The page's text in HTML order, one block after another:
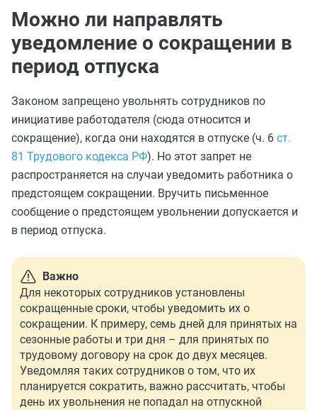
Можно ли направлять
уведомление о сокращении в
период отпуска
Законом запрещено увольнять сотрудников по
инициативе работодателя (сюда относится и
сокращение), когда они находятся в отпуске (ч. 6 ст.
81 Трудового кодекса РФ). Но этот запрет не
распространяется на случаи уведомить работника о
предстоящем сокращении. Вручить письменное
сообщение о предстоящем увольнении допускается и
в период отпуска.
Важно
Для некоторых сотрудников установлены
сокращенные сроки, чтобы уведомить их о
сокращении. К примеру, семь дней для принятых на
сезонные работы и три дня – для принятых по
трудовому договору на срок до двух месяцев.
Уведомляя таких сотрудников о том, что их
планируется сократить, важно рассчитать, чтобы
день их увольнения не попадал на отпускной